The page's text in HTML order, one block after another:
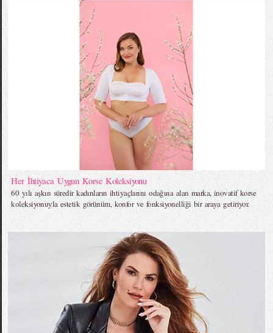
Her İhtiyaca Uygun Korse Koleksiyonu
60 yılı aşkın süredir kadınların ihtiyaçlarını odağına alan marka, inovatif korse
koleksiyonuyla estetik görünüm, konfor ve fonksiyonelliği bir araya getiriyor.